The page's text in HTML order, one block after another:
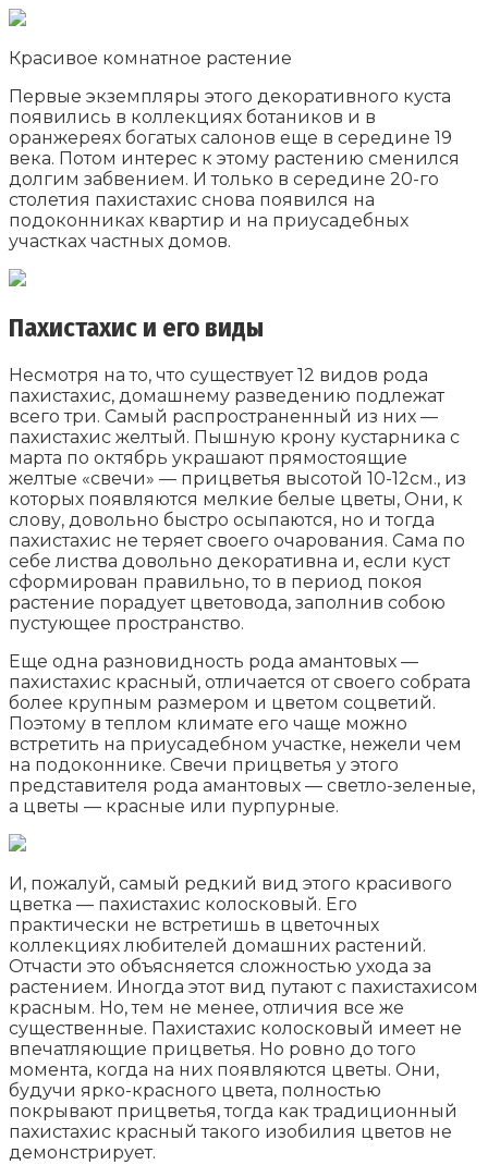
Красивое комнатное растение
Первые экземпляры этого декоративного куста
появились в коллекциях ботаников и в
оранжереях богатых салонов еще в середине 19
века. Потом интерес к этому растению сменился
долгим забвением. И только в середине 20-го
столетия пахистахис снова появился на
подоконниках квартир и на приусадебных
участках частных домов.
Пахистахис и его виды
Несмотря на то, что существует 12 видов рода
пахистахис, домашнему разведению подлежат
всего три. Самый распространенный из них —
пахистахис желтый. Пышную крону кустарника с
марта по октябрь украшают прямостоящие
желтые «свечи» — прицветья высотой 10-12см., из
которых появляются мелкие белые цветы, Они, к
слову, довольно быстро осыпаются, но и тогда
пахистахис не теряет своего очарования. Сама по
себе листва довольно декоративна и, если куст
сформирован правильно, то в период покоя
растение порадует цветовода, заполнив собою
пустующее пространство.
Еще одна разновидность рода амантовых —
пахистахис красный, отличается от своего собрата
более крупным размером и цветом соцветий.
Поэтому в теплом климате его чаще можно
встретить на приусадебном участке, нежели чем
на подоконнике. Свечи прицветья у этого
представителя рода амантовых — светло-зеленые,
а цветы — красные или пурпурные.
И, пожалуй, самый редкий вид этого красивого
цветка — пахистахис колосковый. Его
практически не встретишь в цветочных
коллекциях любителей домашних растений.
Отчасти это объясняется сложностью ухода за
растением. Иногда этот вид путают с пахистахисом
красным. Но, тем не менее, отличия все же
существенные. Пахистахис колосковый имеет не
впечатляющие прицветья. Но ровно до того
момента, когда на них появляются цветы. Они,
будучи ярко-красного цвета, полностью
покрывают прицветья, тогда как традиционный
пахистахис красный такого изобилия цветов не
демонстрирует.